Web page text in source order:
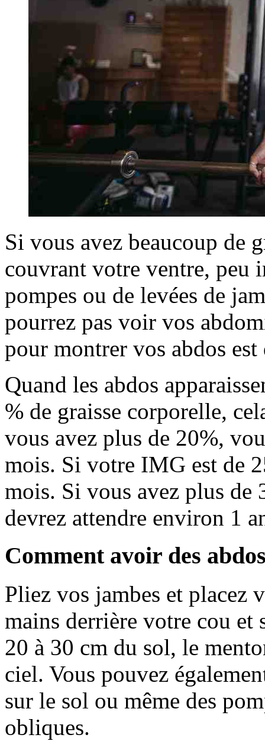
Si vous avez beaucoup de
couvrant votre ventre, peu
pompes ou de levées de
pourrez pas voir vos
pour montrer vos abdos
Quand les abdos
% de graisse corporelle,
vous avez plus de 20%,
mois. Si votre IMG est de
mois. Si vous avez plus de
devrez attendre environ 1
Comment avoir des
Pliez vos jambes et placez
mains derrière votre cou et
20 à 30 cm du sol, le
ciel. Vous pouvez
sur le sol ou même des
obliques.